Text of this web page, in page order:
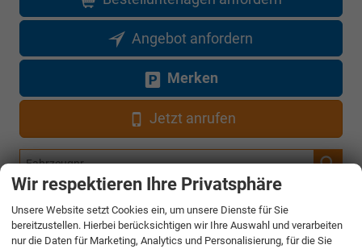
Angebot anfordern
Merken
Jetzt anrufen
Fahrzeugnr.
Rückruf anfordern
Wir respektieren Ihre Privatsphäre
Unsere Website setzt Cookies ein, um unsere Dienste für Sie
bereitzustellen. Hierbei berücksichtigen wir Ihre Auswahl und verarbeiten
nur die Daten für Marketing, Analytics und Personalisierung, für die Sie